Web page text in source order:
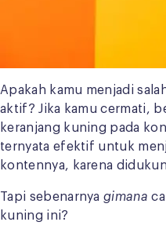
Apakah kamu menjadi
aktif? Jika kamu cermati,
keranjang kuning pada
ternyata efektif untuk
kontennya, karena
Tapi sebenarnyagimana
kuning ini?